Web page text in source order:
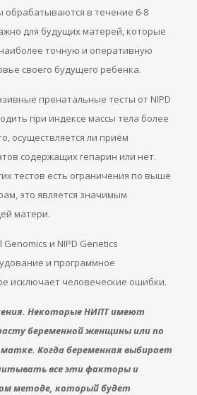
обрабатываются в течение 6-8
для будущих матерей, которые
точную и оперативную
своего будущего ребенка.
пренатальные тесты от NIPD
при индексе массы тела более
осуществляется ли приём
содержащих гепарин или нет.
тестов есть ограничения по выше
это является значимым
матери.
и NIPD Genetics
и программное
исключает человеческие ошибки.
Некоторые НИПТ имеют
беременной женщины или по
Когда беременная выбирает
все эти факторы и
методе, который будет